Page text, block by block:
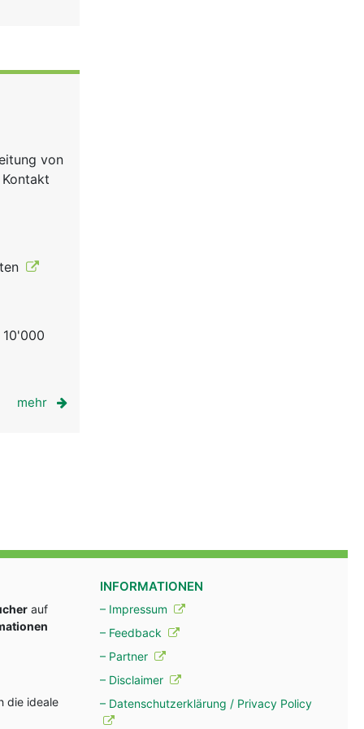
von
mehr
auf
die ideale
INFORMATIONEN
– Impressum
– Feedback
– Partner
– Disclaimer
– Datenschutzerklärung / Privacy Policy